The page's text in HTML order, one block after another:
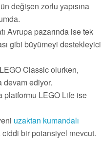
değişen zorlu yapısına
Avrupa pazarında ise tek
gibi büyümeyi destekleyici
Classic olurken,
devam ediyor.
platformu LEGO Life ise
uzaktan kumandalı
bir potansiyel mevcut.